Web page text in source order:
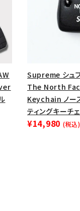
Supreme シュ
The North
Keychain ノー
ティングキーチ
¥14,980 (税込)